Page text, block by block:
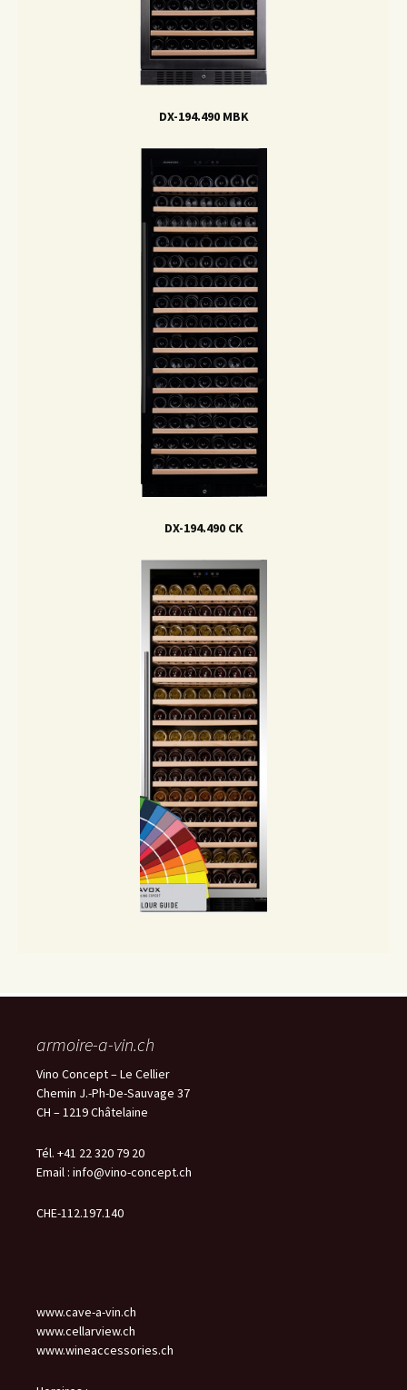
DX-194.490 MBK
DX-194.490 CK
armoire-a-vin.ch
Vino Concept – Le Cellier
Chemin J.-Ph-De-Sauvage 37
CH – 1219 Châtelaine
Tél. +41 22 320 79 20
Email : info@vino-concept.ch
CHE-112.197.140
www.cave-a-vin.ch
www.cellarview.ch
www.wineaccessories.ch